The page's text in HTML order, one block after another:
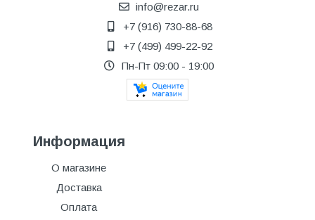
info@rezar.ru
+7 (916) 730-88-68
+7 (499) 499-22-92
Пн-Пт 09:00 - 19:00
Информация
О магазине
Доставка
Оплата